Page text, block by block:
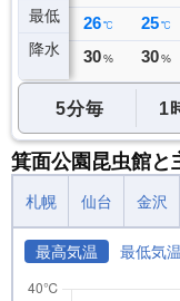
最低
降水
26 ℃
0 ミリ
26 ℃
30 %
25 ℃
30 %
5分毎 1
箕面公園昆虫館と
札幌 仙台 金沢
最高気温 最低気温